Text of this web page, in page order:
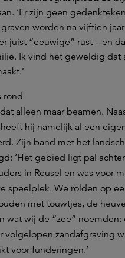
‘Er zijn geen
worden na vijftien
juist “eeuwige” rust – en
Ik vind het geweldig dat
rond
alleen maar beamen.
hij namelijk al een
Zijn band met het
‘Het gebied ligt pal
in Reusel en was voor
speelplek. We rolden op
met touwtjes, de
wat wij de “zee” noemden:
volgelopen zandafgraving
voor funderingen.’